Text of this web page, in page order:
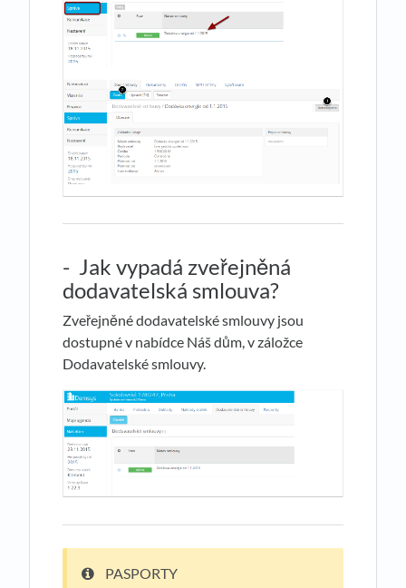
- Jak vypadá zveřejněná
dodavatelská smlouva?
Zveřejněné dodavatelské smlouvy jsou
dostupné v nabídce Náš dům, v záložce
Dodavatelské smlouvy.
PASPORTY